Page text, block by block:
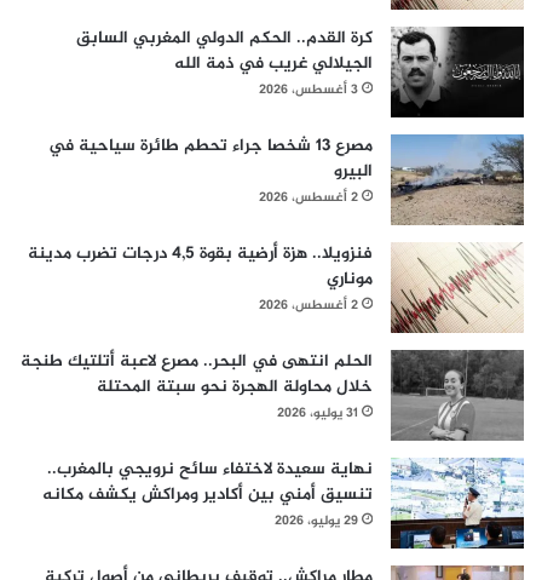
كرة القدم.. الحكم الدولي المغربي السابق
الجيلالي غريب في ذمة الله
3 أغسطس، 2026
مصرع 13 شخصا جراء تحطم طائرة سياحية في
البيرو
2 أغسطس، 2026
فنزويلا.. هزة أرضية بقوة 4,5 درجات تضرب مدينة
موناري
2 أغسطس، 2026
الحلم انتهى في البحر.. مصرع لاعبة أتلتيك طنجة
خلال محاولة الهجرة نحو سبتة المحتلة
31 يوليو، 2026
نهاية سعيدة لاختفاء سائح نرويجي بالمغرب..
تنسيق أمني بين أكادير ومراكش يكشف مكانه
29 يوليو، 2026